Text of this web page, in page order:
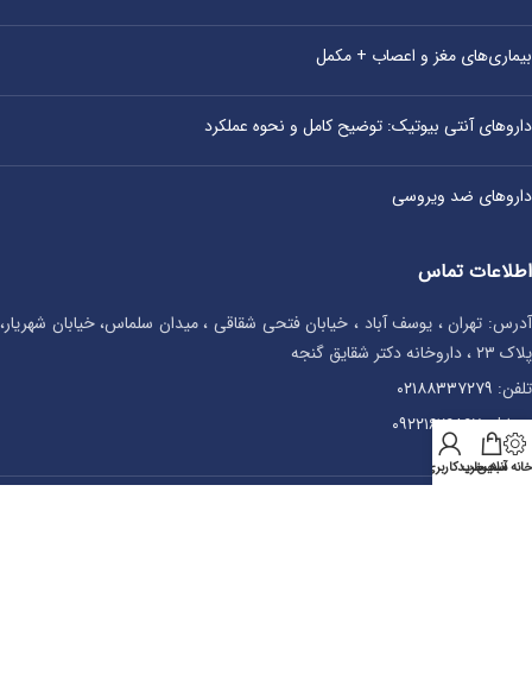
بیماری‌های مغز و اعصاب + مکمل
داروهای آنتی‌ بیوتیک: توضیح کامل و نحوه عملکرد
داروهای ضد ویروسی
اطلاعات تماس
آدرس: تهران ، یوسف آباد ، خیابان فتحی شقاقی ، میدان سلماس، خیابان شهریار،
پلاک ۲۳ ، داروخانه دکتر شقایق گنجه
تلفن: ۰۲۱۸۸۳۳۷۲۷۹
موبایل:۰۹۲۲۱۶۲۶۸۶۷
آنلاین
سبد خرید
حساب کاربری من